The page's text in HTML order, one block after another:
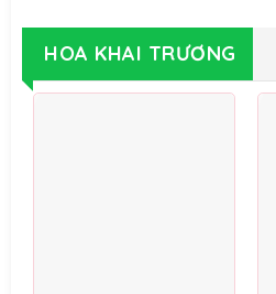
HOA KHAI TRƯƠNG